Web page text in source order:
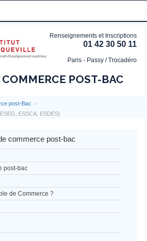
Renseignements et Inscriptions
01 42 30 50 11
Paris - Passy / Trocadéro
POST-BAC
post-Bac »
ESSCA, ESDES)
commerce post-bac
post-bac
de Commerce ?